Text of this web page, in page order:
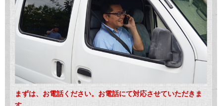
まずは、お電話ください。お電話にて対応させていただきま